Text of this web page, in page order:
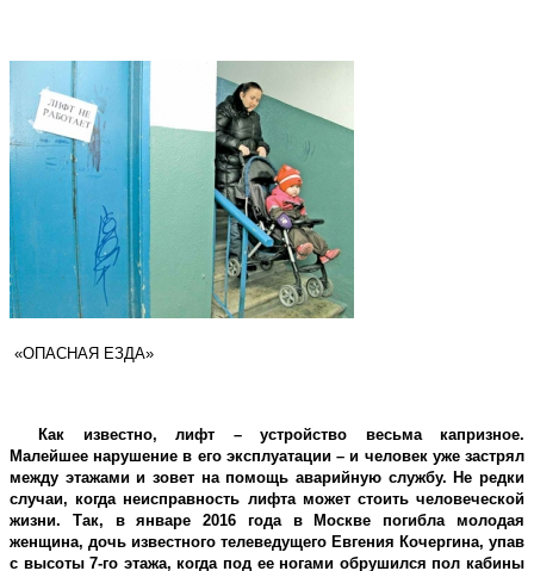
«ОПАСНАЯ ЕЗДА»
Как известно, лифт – устройство весьма капризное.
Малейшее нарушение в его эксплуатации – и человек уже застрял
между этажами и зовет на помощь аварийную службу. Не редки
случаи, когда неисправность лифта может стоить человеческой
жизни. Так, в январе 2016 года в Москве погибла молодая
женщина, дочь известного телеведущего Евгения Кочергина, упав
с высоты 7-го этажа, когда под ее ногами обрушился пол кабины